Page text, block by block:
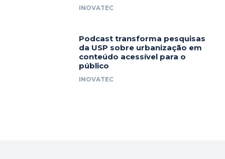
INOVATEC
Podcast transforma pesquisas
da USP sobre urbanização em
conteúdo acessível para o
público
INOVATEC